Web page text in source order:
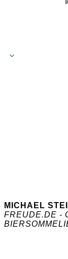
MICHAEL
FREUDE.DE -